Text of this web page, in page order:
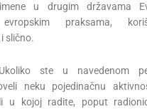
u drugim državama
praksama,
slično.
Ukoliko ste u navedenom
neku pojedinačnu
u kojoj radite, poput